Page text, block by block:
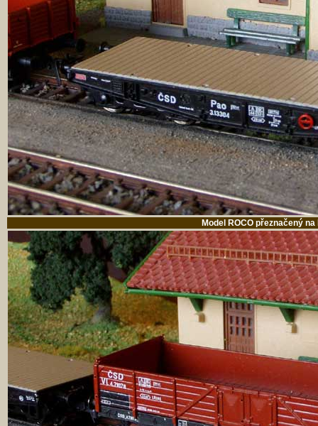
Model ROCO přeznačený na